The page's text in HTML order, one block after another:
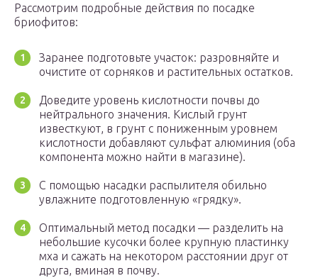
Рассмотрим подробные действия по посадке
бриофитов:
Заранее подготовьте участок: разровняйте и
очистите от сорняков и растительных остатков.
Доведите уровень кислотности почвы до
нейтрального значения. Кислый грунт
известкуют, в грунт с пониженным уровнем
кислотности добавляют сульфат алюминия (оба
компонента можно найти в магазине).
С помощью насадки распылителя обильно
увлажните подготовленную «грядку».
Оптимальный метод посадки — разделить на
небольшие кусочки более крупную пластинку
мха и сажать на некотором расстоянии друг от
друга, вминая в почву.